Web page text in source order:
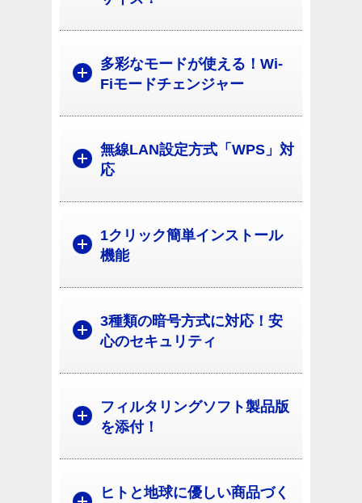
多彩なモードが使える！Wi-
Fiモードチェンジャー
無線LAN設定方式「WPS」対
応
1クリック簡単インストール
機能
3種類の暗号方式に対応！安
心のセキュリティ
フィルタリングソフト製品版
を添付！
ヒトと地球に優しい商品づく